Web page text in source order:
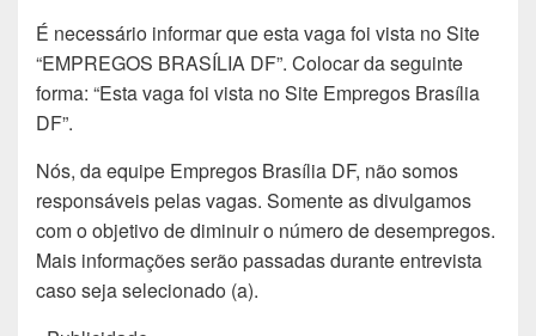
É necessário informar que esta vaga foi vista no Site
“EMPREGOS BRASÍLIA DF”. Colocar da seguinte
forma: “Esta vaga foi vista no Site Empregos Brasília
DF”.
Nós, da equipe Empregos Brasília DF, não somos
responsáveis pelas vagas. Somente as divulgamos
com o objetivo de diminuir o número de desempregos.
Mais informações serão passadas durante entrevista
caso seja selecionado (a).